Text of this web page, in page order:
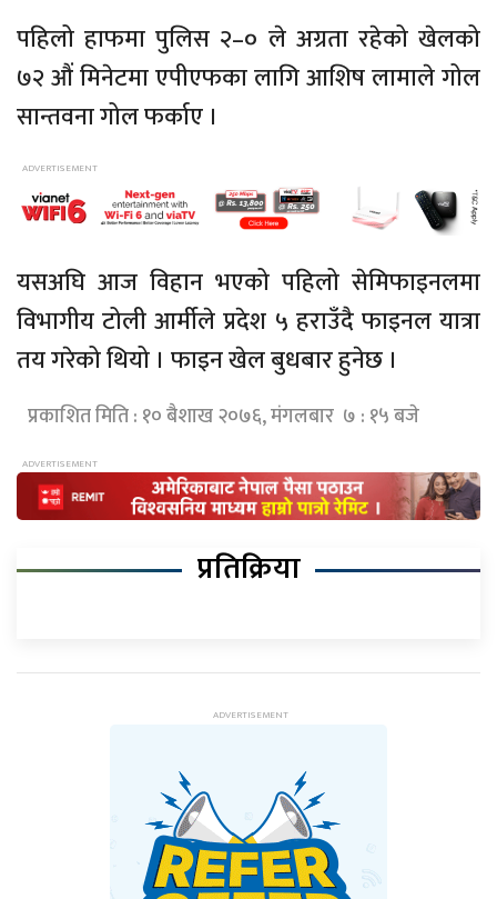
पहिलो हाफमा पुलिस २–० ले अग्रता रहेको खेलको
७२ औं मिनेटमा एपीएफका लागि आशिष लामाले गोल
सान्तवना गोल फर्काए ।
यसअघि आज विहान भएको पहिलो सेमिफाइनलमा
विभागीय टोली आर्मीले प्रदेश ५ हराउँदै फाइनल यात्रा
तय गरेको थियो । फाइन खेल बुधबार हुनेछ ।
प्रकाशित मिति : १० बैशाख २०७६, मंगलबार ७ : १५ बजे
प्रतिक्रिया